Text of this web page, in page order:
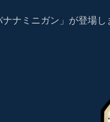
ナミニガン」が登場